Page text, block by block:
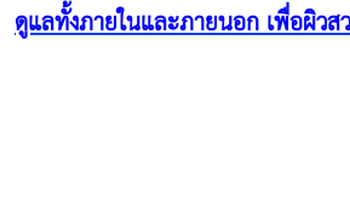
ดูแลทั้งภายในและภายนอก เพื่อผิว